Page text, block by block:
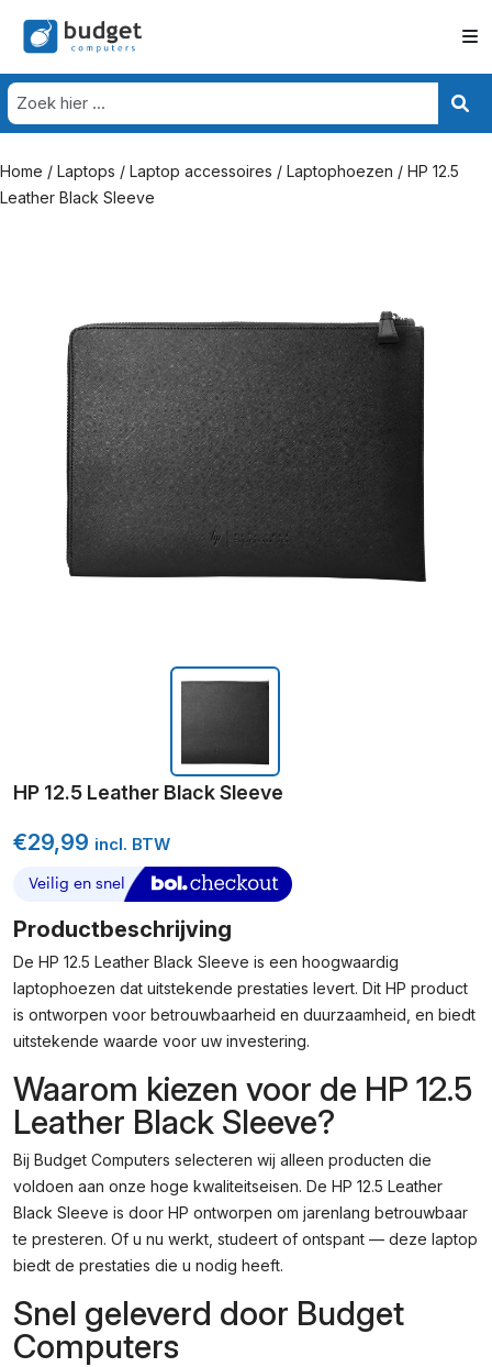
Home / Laptops / Laptop accessoires / Laptophoezen / HP 12.5
Leather Black Sleeve
HP 12.5 Leather Black Sleeve
€29,99 incl. BTW
Productbeschrijving
De HP 12.5 Leather Black Sleeve is een hoogwaardig
laptophoezen dat uitstekende prestaties levert. Dit HP product
is ontworpen voor betrouwbaarheid en duurzaamheid, en biedt
uitstekende waarde voor uw investering.
Waarom kiezen voor de HP 12.5
Leather Black Sleeve?
Bij Budget Computers selecteren wij alleen producten die
voldoen aan onze hoge kwaliteitseisen. De HP 12.5 Leather
Black Sleeve is door HP ontworpen om jarenlang betrouwbaar
te presteren. Of u nu werkt, studeert of ontspant — deze laptop
biedt de prestaties die u nodig heeft.
Snel geleverd door Budget
Computers